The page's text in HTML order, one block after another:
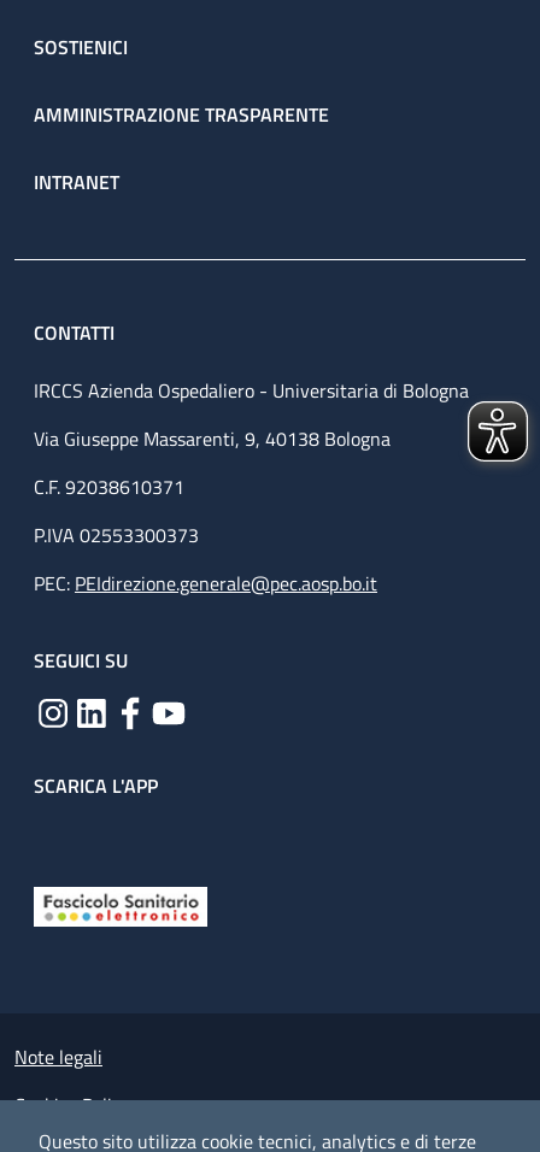
Questo sito utilizza cookie tecnici, analytics e di terze
SOSTIENICI
AMMINISTRAZIONE TRASPARENTE
INTRANET
CONTATTI
IRCCS Azienda Ospedaliero - Universitaria di Bologna
Via Giuseppe Massarenti, 9, 40138 Bologna
C.F. 92038610371
P.IVA 02553300373
PEC: PEIdirezione.generale@pec.aosp.bo.it
SEGUICI SU
SCARICA L'APP
Small prints
Note legali
Cookies Policy